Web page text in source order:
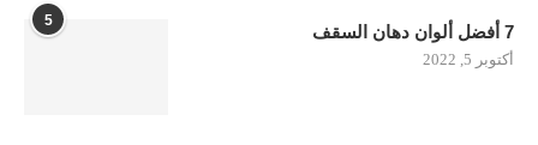
5
7 أفضل ألوان دهان السقف
أكتوبر 5, 2022